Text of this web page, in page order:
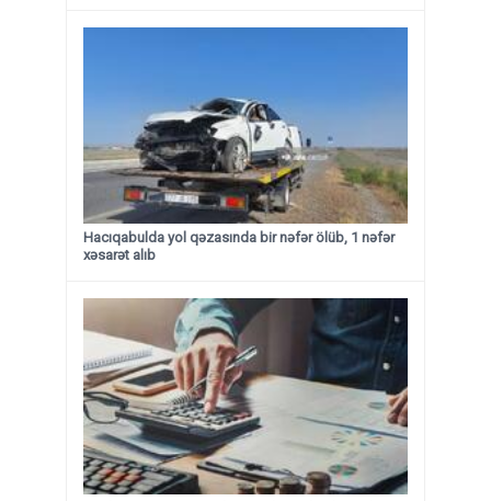
Hacıqabulda yol qəzasında bir nəfər ölüb, 1 nəfər
xəsarət alıb